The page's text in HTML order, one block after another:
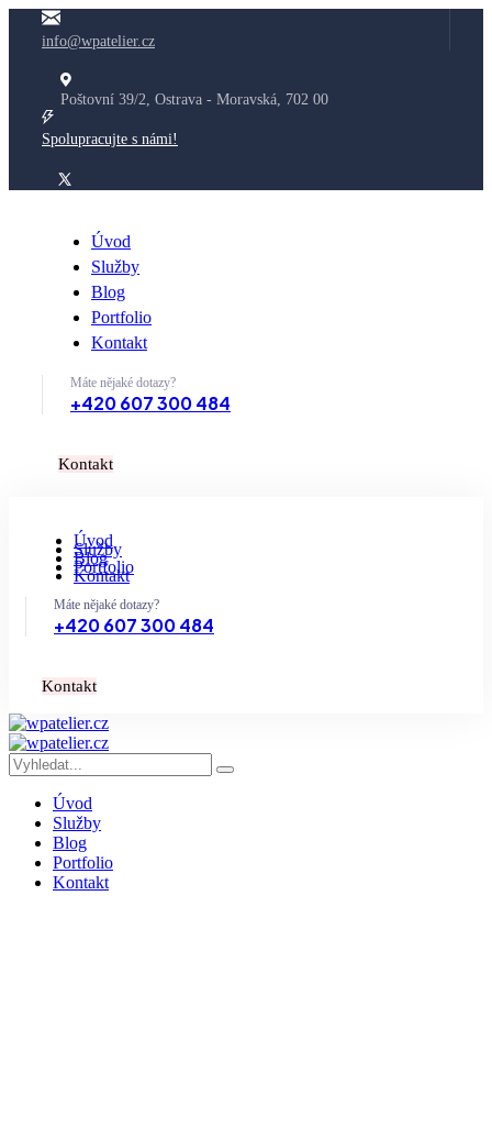
info@wpatelier.cz
Poštovní 39/2, Ostrava - Moravská, 702 00
Spolupracujte s námi!
Úvod
Služby
Blog
Portfolio
Kontakt
Máte nějaké dotazy?
+420 607 300 484
Kontakt
Úvod
Služby
Blog
Portfolio
Kontakt
Máte nějaké dotazy?
+420 607 300 484
Kontakt
Úvod
Služby
Blog
Portfolio
Kontakt